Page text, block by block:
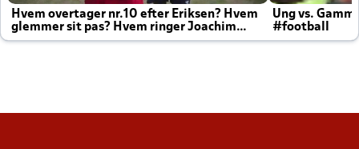
Hvem overtager nr.10 efter Eriksen? Hvem
glemmer sit pas? Hvem ringer Joachim
altid til efter kampe?
Ung vs.
#football